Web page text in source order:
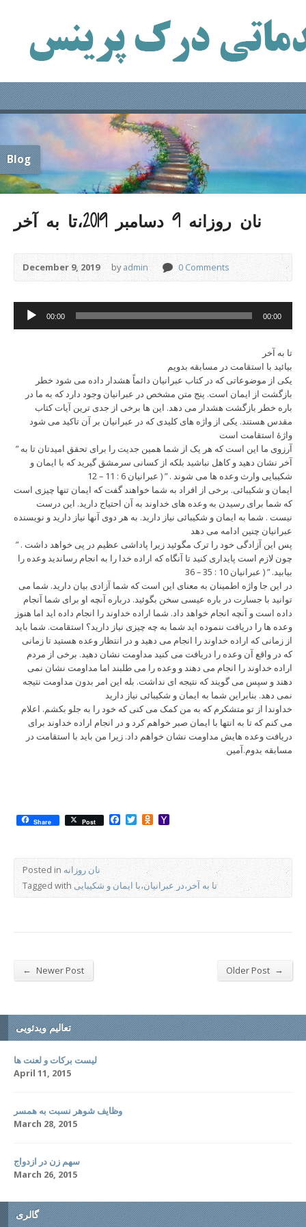
Blog
نان روزانه 9 دسامبر 2019،تا به آخر
December 9, 2019 byadmin 0 Comments
Audio
Player
00:00 00:00
تا به آخر
بیائید با استقامت در مسابقه بدویم
یکی از موضوعاتی که در کتاب عبرانیان دائماً هشدار داده می شود خطر
بازگشت از ایمان است. پنج متن مشخص در عبرانیان وجود دارد که به ما در
باره خطر بازگشت هشدار می دهد. این ها برخی از جدی ترین آیات کتاب
مقدس هستند. یکی از واژه های کلیدی که در عبرانیان بر آن تاکید می شود
واژۀ استقامت است
” آرزوی ما این است که هر یک از شما همین جدیت را برای تحقق امیدتان تا به
آخر نشان دهید و کاهل نباشید بلکه از کسانی سرمشق گیرید که با ایمان و
شکیبایی وارث وعده ها می شوند . ” ( عبرانیان 6 : 11 – 12
ایمان و شکیبائی. برخی از افراد به شما خواهند گفت که ایمان تنها چیزی است
که شما برای رسیدن به وعده های خداوند به آن احتیاج دارید. این درست
نیست . شما به ایمان و شکیبائی نیاز دارید. به هر دوی آنها نیاز دارید و نویسنده
عبرانیان چنین ادامه می دهد
” پس این آزادگی خود را ترک مگوئید زیرا پاداشی عظیم در پی خواهد داشت .
چون لازم است پایداری کنید تا آنگاه که اراده خدا را به انجام رساندید وعده را
بیابید. ” ( عبرانیان 10 : 35 – 36
در این جا واژه اطمینان به معنای این است که شما آزادی بیان دارید. شما می
توانید با جسارت در باره عیسی سخن بگوئید. درباره آنچه او برای شما آنجام
داده است و آنچه انجام خواهد داد. شما اراده خداوند را انجام داده اید اما هنوز
وعده ها را دریافت ننموده اید شما به چه چیزی نیاز دارید؟ استقامت. شما باید
از زمانی که اراده خداوند را انجام می دهید و در انتظار وعده هستید تا زمانی
که در واقع آن وعده را دریافت می کنید مداومت نشان دهید. برخی از مردم
اراده خداوند را انجام می دهند و وعده را می طلبند اما مداومت نشان نمی
دهند و سپس می گویند که نتیجه ای نداشت. بله این امر بدون مداومت نتیجه
نمی دهد. بنابراین شما به ایمان و شکیبائی نیاز دارید
خداوندا از تو متشکرم که به من کمک می کنی که خود را به جلو بکشم. اعلام
می کنم که تا به انتها با ایمان صبر خواهم کرد و در انجام اراده خداوند برای
دریافت وعده هایش مداومت نشان خواهم داد. زیرا من باید با استقامت در
مسابقه بدوم.آمین
Share Post Facebook
TwitterOdnoklassniki
Posted in نان روزانه
Tagged withتا به آخر،در عبرانیان،با ایمان و شکیبایی
← Newer Post Older Post →
تعالیم ویدئویی
لیست برکات و لعنت ها
April 11, 2015
وظایف شوهر نسبت به همسر
March 28, 2015
سهم زن در ازدواج
March 26, 2015
گالری